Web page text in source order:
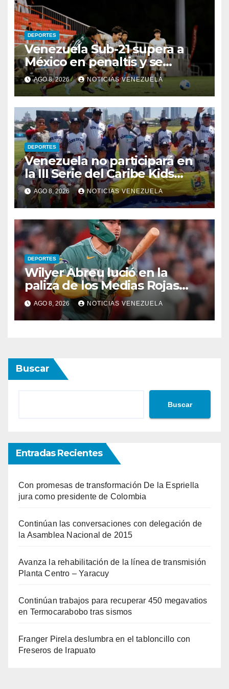
DEPORTES
Venezuela Sub-21 supera a
México en penaltis y se
adjudica el oro
AGO 8, 2026 NOTICIAS VENEZUELA
DEPORTES
Venezuela no participará en
la III Serie del Caribe Kids
Nayarit 2026
AGO 8, 2026 NOTICIAS VENEZUELA
DEPORTES
Wilyer Abreu lució en la
paliza de los Medias Rojas
sobre los Atléticos
AGO 8, 2026 NOTICIAS VENEZUELA
Buscar
Buscar
Entradas Recientes
Con promesas de transformación De la Espriella
jura como presidente de Colombia
Continúan las conversaciones con delegación de
la Asamblea Nacional de 2015
Avanza la rehabilitación de la línea de transmisión
Planta Centro – Yaracuy
Continúan trabajos para recuperar 450 megavatios
en Termocarabobo tras sismos
Franger Pirela deslumbra en el tabloncillo con
Freseros de Irapuato